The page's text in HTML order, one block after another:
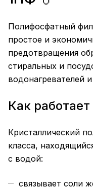
Полифосфатный
простое и
предотвращения
стиральных и
водонагревателей
Как
Кристаллический
класса,
с водой:
связывает соли